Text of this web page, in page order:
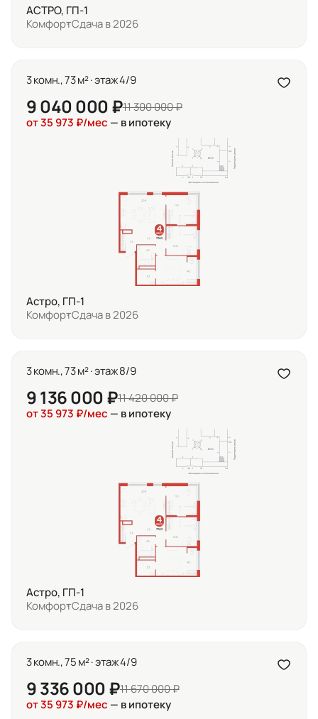
АСТРО, ГП-1
КомфортСдача в 2026
3 комн., 73 м² · этаж 4/9
9 040 000 ₽11 300 000 ₽
от 35 973 ₽/мес — в ипотеку
Астро, ГП-1
КомфортСдача в 2026
3 комн., 73 м² · этаж 8/9
9 136 000 ₽11 420 000 ₽
от 35 973 ₽/мес — в ипотеку
Астро, ГП-1
КомфортСдача в 2026
3 комн., 75 м² · этаж 4/9
9 336 000 ₽11 670 000 ₽
от 35 973 ₽/мес — в ипотеку